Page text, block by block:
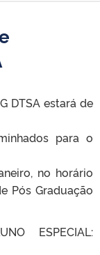
DTSA estará de
para o
no horário
Pós Graduação
ESPECIAL: